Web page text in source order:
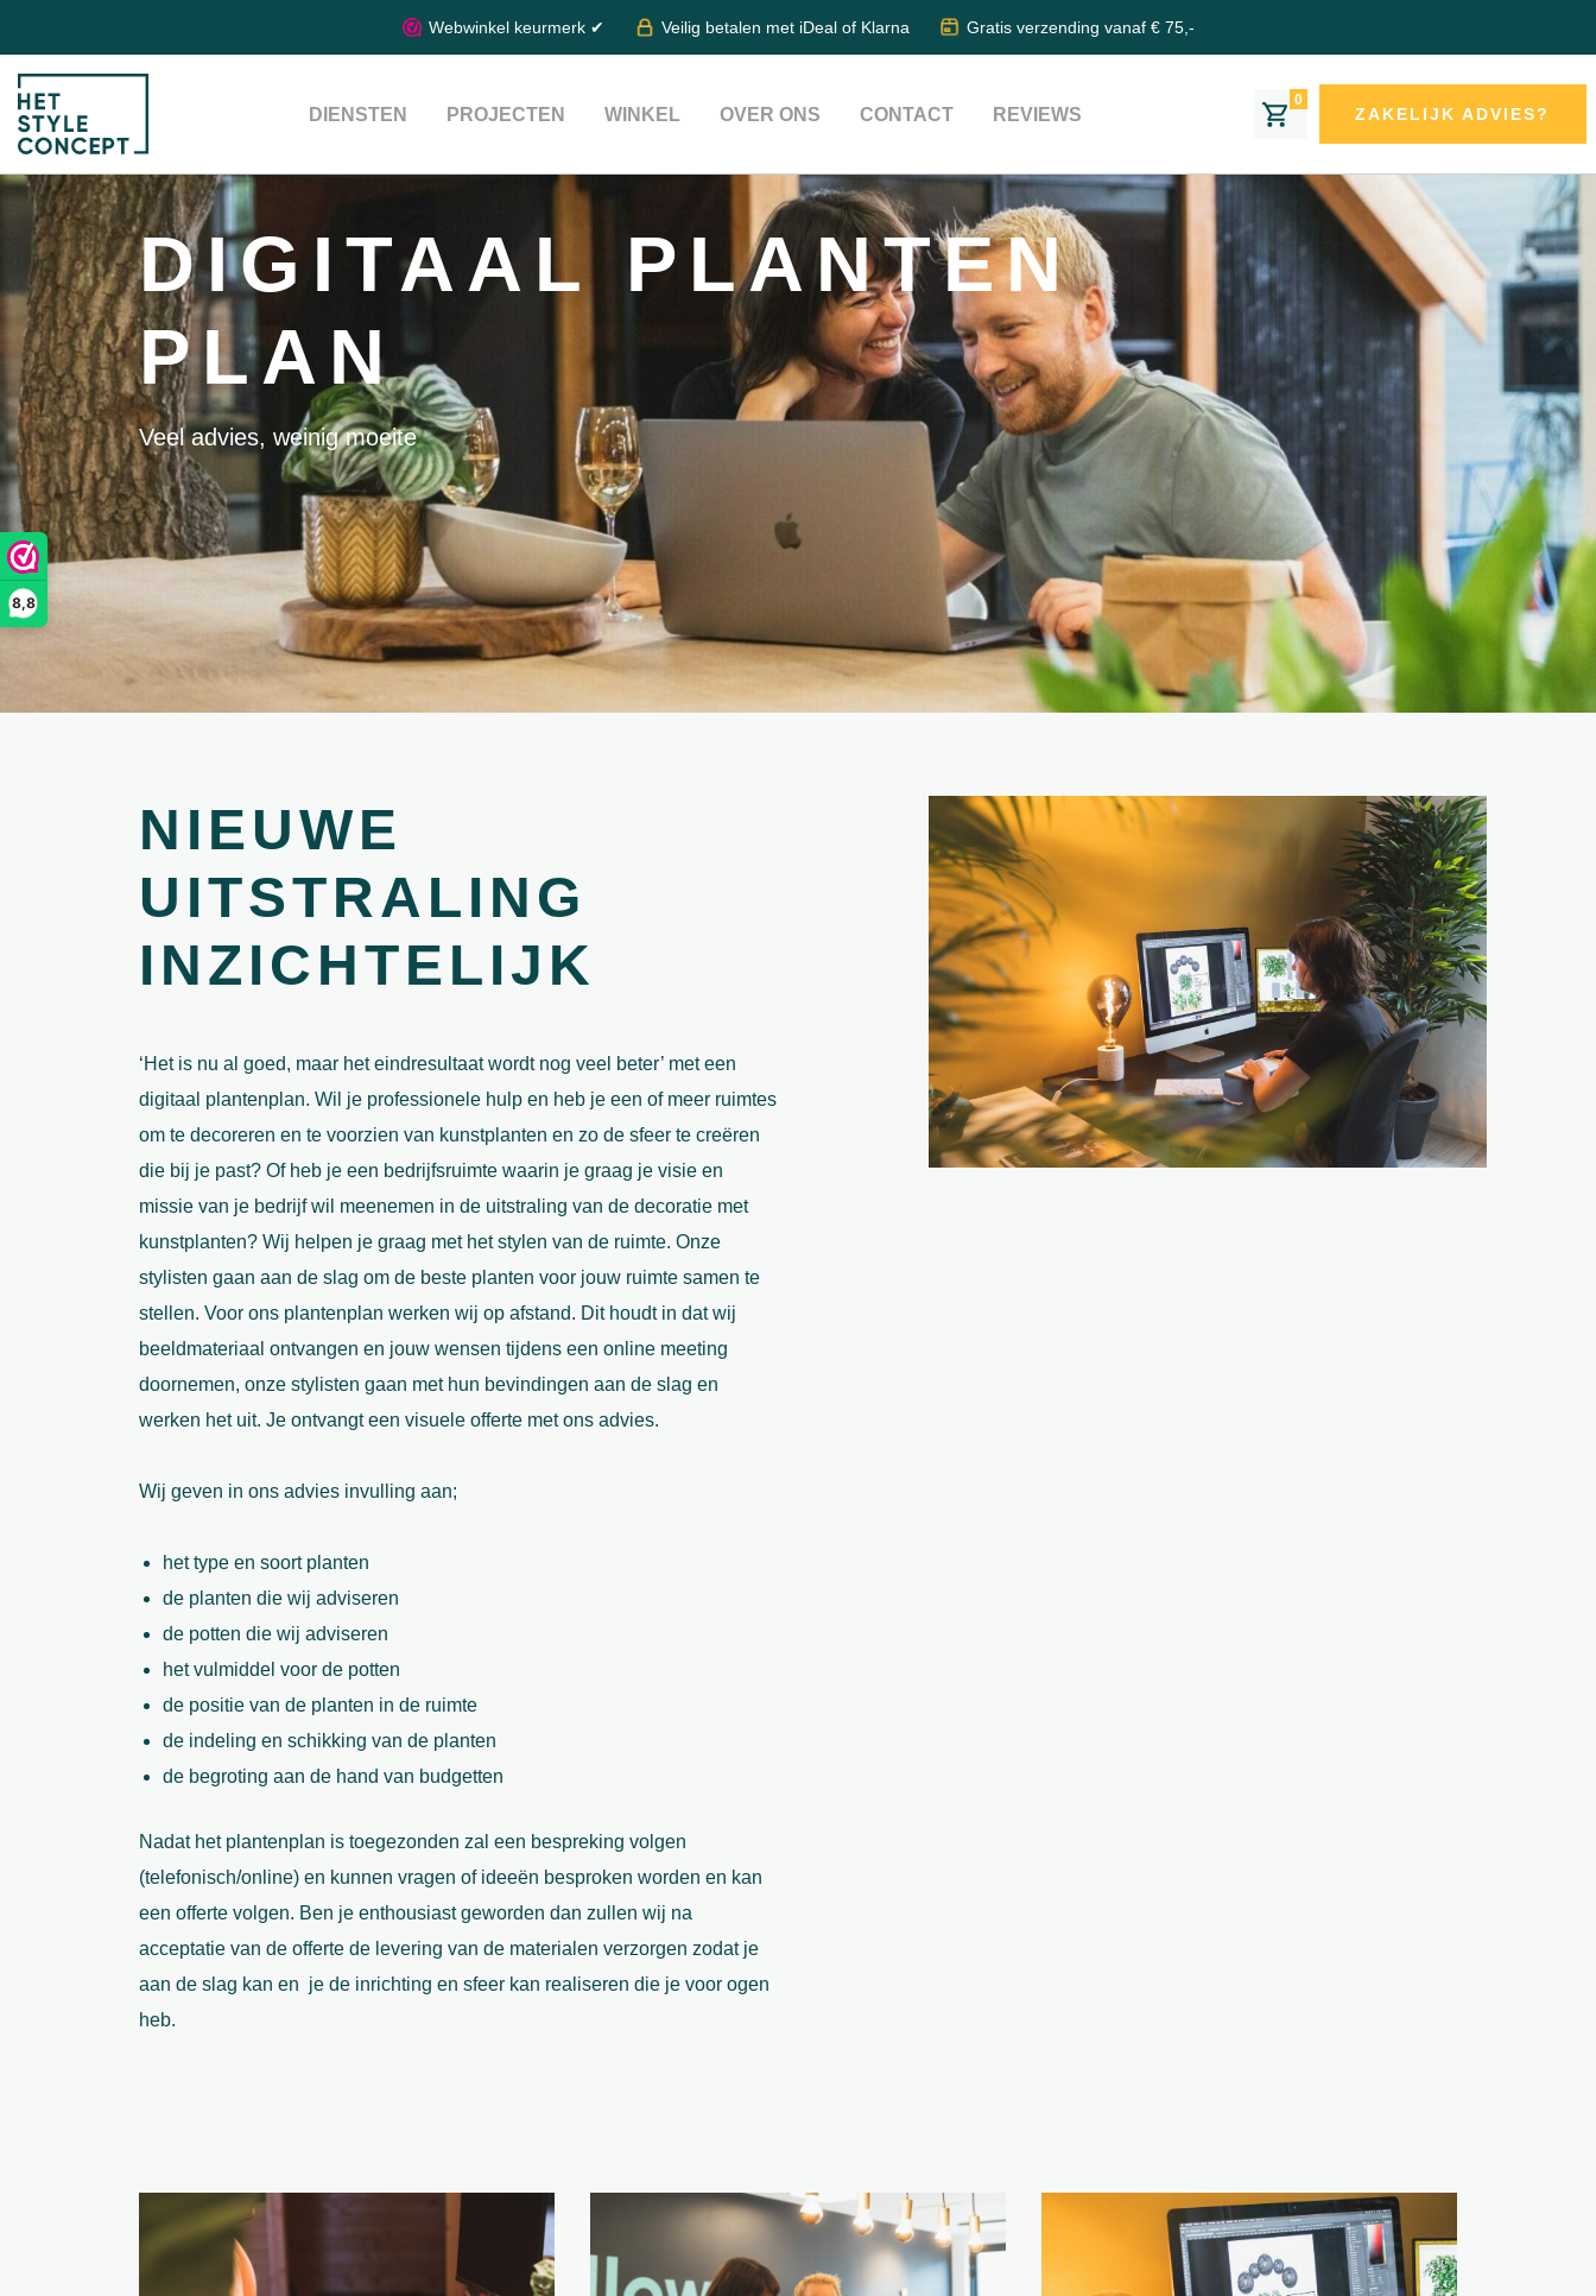
8,8
Webwinkel keurmerk ✔ Veilig betalen met iDeal of Klarna Gratis verzending vanaf € 75,-
DIENSTEN PROJECTEN WINKEL OVER ONS CONTACT REVIEWS
0
ZAKELIJK ADVIES?
DIGITAAL PLANTEN
PLAN
Veel advies, weinig moeite
NIEUWE
UITSTRALING
INZICHTELIJK
‘Het is nu al goed, maar het eindresultaat wordt nog veel beter’ met een
digitaal plantenplan. Wil je professionele hulp en heb je een of meer ruimtes
om te decoreren en te voorzien van kunstplanten en zo de sfeer te creëren
die bij je past? Of heb je een bedrijfsruimte waarin je graag je visie en
missie van je bedrijf wil meenemen in de uitstraling van de decoratie met
kunstplanten? Wij helpen je graag met het stylen van de ruimte. Onze
stylisten gaan aan de slag om de beste planten voor jouw ruimte samen te
stellen. Voor ons plantenplan werken wij op afstand. Dit houdt in dat wij
beeldmateriaal ontvangen en jouw wensen tijdens een online meeting
doornemen, onze stylisten gaan met hun bevindingen aan de slag en
werken het uit. Je ontvangt een visuele offerte met ons advies.
Wij geven in ons advies invulling aan;
het type en soort planten
de planten die wij adviseren
de potten die wij adviseren
het vulmiddel voor de potten
de positie van de planten in de ruimte
de indeling en schikking van de planten
de begroting aan de hand van budgetten
Nadat het plantenplan is toegezonden zal een bespreking volgen
(telefonisch/online) en kunnen vragen of ideeën besproken worden en kan
een offerte volgen. Ben je enthousiast geworden dan zullen wij na
acceptatie van de offerte de levering van de materialen verzorgen zodat je
aan de slag kan en je de inrichting en sfeer kan realiseren die je voor ogen
heb.